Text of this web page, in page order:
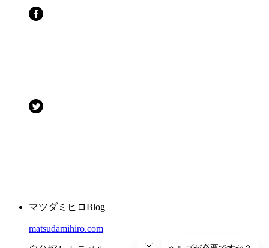
マツダミヒロBlog
matsudamihiro.com